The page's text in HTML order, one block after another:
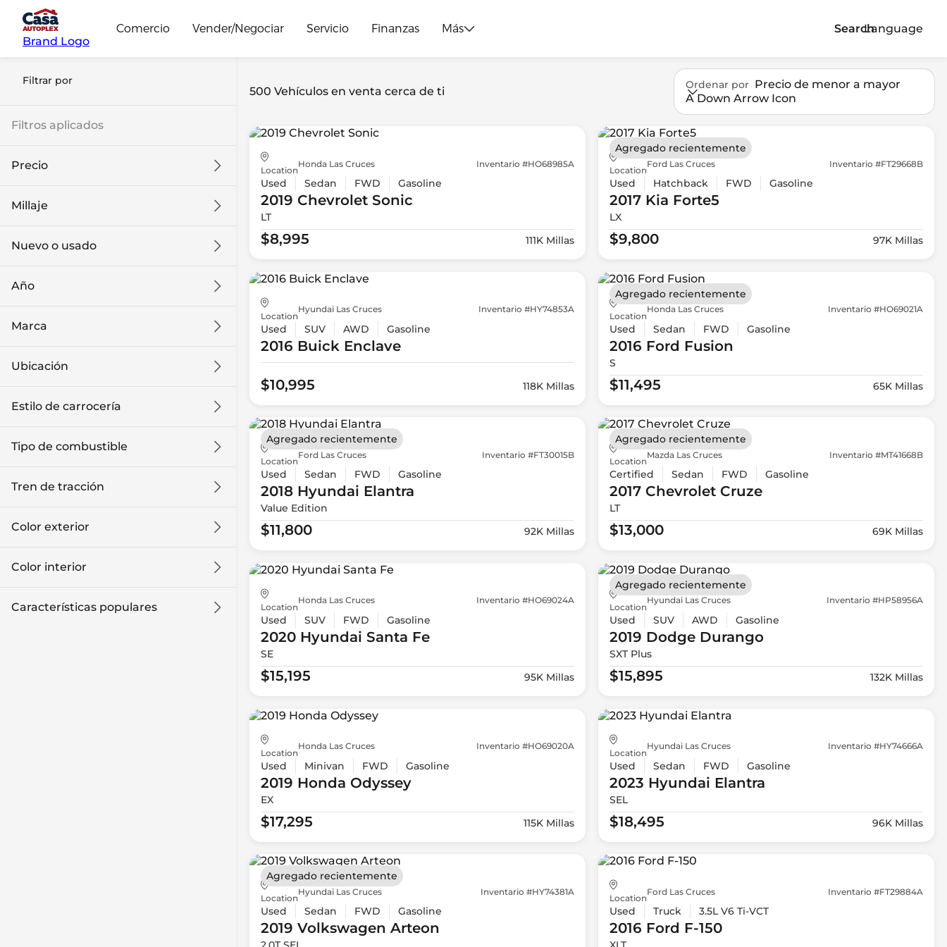
Brand Logo
Comercio Vender/Negociar Servicio Finanzas Más SearchLanguage
Filtrar por
Filtros aplicados
Precio
Millaje
Nuevo o usado
Año
Marca
Ubicación
Estilo de carrocería
Tipo de combustible
Tren de tracción
Color exterior
Color interior
Características populares
500 Vehículos en venta cerca de ti Ordenar por Precio de menor a mayor
A Down Arrow Icon
Location
Honda Las Cruces Inventario #HO68985A
Used Sedan FWD Gasoline
2019 ChevroletSonic
LT
$8,995 111K Millas
Location
Ford Las Cruces Inventario #FT29668B
Used Hatchback FWD Gasoline
2017 Kia Forte5
LX
$9,800 97K Millas
Agregado recientemente
Location
Hyundai Las Cruces Inventario #HY74853A
Used SUV AWD Gasoline
2016 Buick Enclave
$10,995 118K Millas
Location
Honda Las Cruces Inventario #HO69021A
Used Sedan FWD Gasoline
2016 Ford Fusion
S
$11,495 65K Millas
Agregado recientemente
Location
Ford Las Cruces Inventario #FT30015B
Used Sedan FWD Gasoline
2018 Hyundai Elantra
Value Edition
$11,800 92K Millas
Agregado recientemente
Location
Mazda Las Cruces Inventario #MT41668B
Certified Sedan FWD Gasoline
2017 ChevroletCruze
LT
$13,000 69K Millas
Agregado recientemente
Location
Honda Las Cruces Inventario #HO69024A
Used SUV FWD Gasoline
2020 Hyundai Santa Fe
SE
$15,195 95K Millas
Location
Hyundai Las Cruces Inventario #HP58956A
Used SUV AWD Gasoline
2019 DodgeDurango
SXT Plus
$15,895 132K Millas
Agregado recientemente
Location
Honda Las Cruces Inventario #HO69020A
Used Minivan FWD Gasoline
2019 Honda Odyssey
EX
$17,295 115K Millas
Location
Hyundai Las Cruces Inventario #HY74666A
Used Sedan FWD Gasoline
2023 Hyundai Elantra
SEL
$18,495 96K Millas
Location
Hyundai Las Cruces Inventario #HY74381A
Used Sedan FWD Gasoline
2019 Volkswagen Arteon
Agregado recientemente
Location
Ford Las Cruces Inventario #FT29884A
Used Truck 3.5L V6 Ti-VCT
2016 Ford F-150